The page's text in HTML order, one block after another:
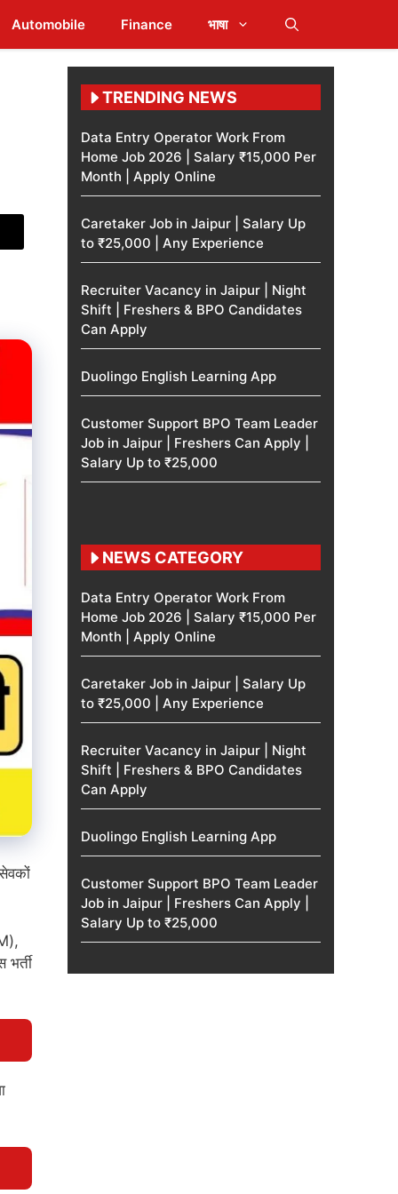
Automobile Finance भाषा
TRENDING NEWS
Data Entry Operator Work From
Home Job 2026 | Salary ₹15,000 Per
Month | Apply Online
Caretaker Job in Jaipur | Salary Up
to ₹25,000 | Any Experience
Recruiter Vacancy in Jaipur | Night
Shift | Freshers & BPO Candidates
Can Apply
Duolingo English Learning App
Customer Support BPO Team Leader
Job in Jaipur | Freshers Can Apply |
Salary Up to ₹25,000
NEWS CATEGORY
Data Entry Operator Work From
Home Job 2026 | Salary ₹15,000 Per
Month | Apply Online
Caretaker Job in Jaipur | Salary Up
to ₹25,000 | Any Experience
Recruiter Vacancy in Jaipur | Night
Shift | Freshers & BPO Candidates
Can Apply
Duolingo English Learning App
Customer Support BPO Team Leader
Job in Jaipur | Freshers Can Apply |
Salary Up to ₹25,000